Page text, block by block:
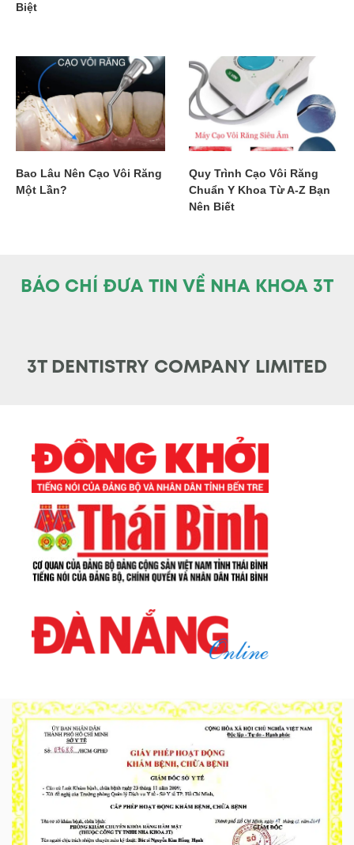
Biệt
Bao Lâu Nên Cạo Vôi Răng
Một Lần?
Quy Trình Cạo Vôi Răng
Chuẩn Y Khoa Từ A-Z Bạn
Nên Biết
BÁO CHÍ ĐƯA TIN VỀ NHA KHOA 3T
3T DENTISTRY COMPANY LIMITED